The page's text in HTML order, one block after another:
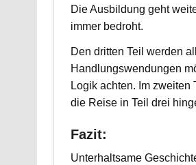
Die Ausbildung geht
immer bedroht.
Den dritten Teil werden
Handlungswendungen
Logik achten. Im
die Reise in Teil drei
Fazit:
Unterhaltsame